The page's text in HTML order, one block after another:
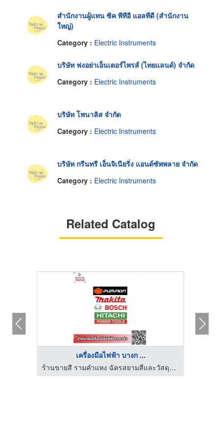
สำนักงานผู้แทน ซิค พีทีอี แอลทีดี (สำนักงาน
ใหญ่)
Category : Electric Instruments
บริษัท ฟงอย่าเอ็นเตอร์ไพรส์ (ไทยแลนด์) จำกัด
Category : Electric Instruments
บริษัท โพนาลิส จำกัด
Category : Electric Instruments
บริษัท กรีนทรี เอ็นจิเนียริ่ง แอนด์ซัพพลาย จำกัด
Category : Electric Instruments
Related Catalog
เครื่องมือไฟฟ้า บางก ...
ร้านขายสี รามคำแหง ฉัตรสยามสีและวัสดุภัณฑ์